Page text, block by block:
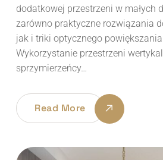
dodatkowej przestrzeni w małych
zarówno praktyczne rozwiązania
jak i triki optycznego
Wykorzystanie przestrzeni
sprzymierzeńcy…
Read More